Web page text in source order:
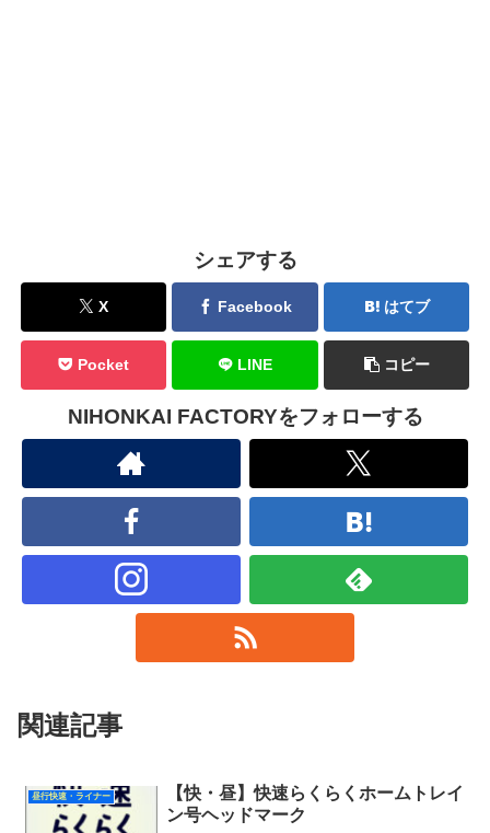
シェアする
X Facebook はてブ
Pocket LINE コピー
NIHONKAI FACTORYをフォローする
関連記事
昼行快速・ライナー
【快・昼】快速らくらくホームトレイ
ン号ヘッドマーク